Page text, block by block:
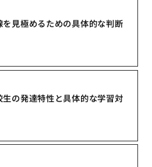
見極めるための具体的な判断
の発達特性と具体的な学習対